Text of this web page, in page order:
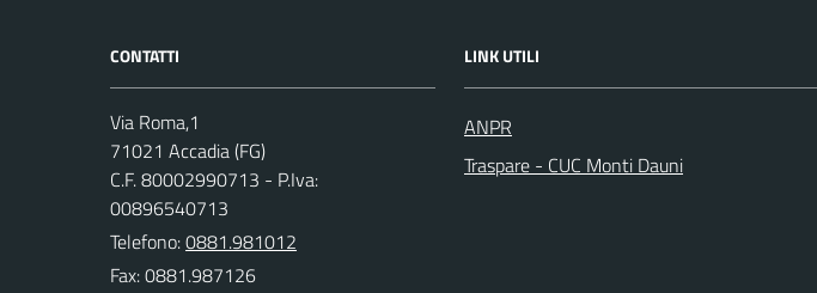
CONTATTI
Via Roma,1
71021 Accadia (FG)
C.F. 80002990713 - P.Iva:
00896540713
Telefono:0881.981012
Fax: 0881.987126
LINK UTILI
ANPR
Traspare - CUC Monti Dauni